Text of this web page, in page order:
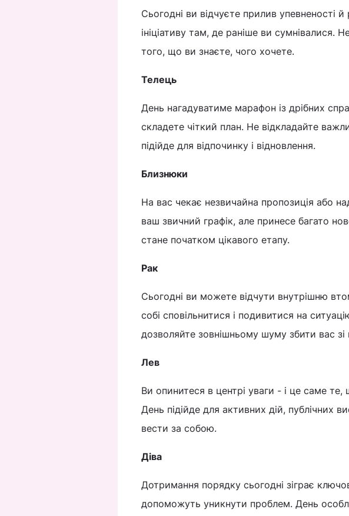
Сьогодні ви відчуєте прилив
ініціативу там, де раніше ви сумнівалися.
того, що ви знаєте, чого хочете.
Телець
День нагадуватиме марафон із дрібних
складете чіткий план. Не відкладайте
підійде для відпочинку і відновлення.
Близнюки
На вас чекає незвичайна пропозиція або
ваш звичний графік, але принесе багато
стане початком цікавого етапу.
Рак
Сьогодні ви можете відчути внутрішню
собі сповільнитися і подивитися на
дозволяйте зовнішньому шуму збити вас зі
Лев
Ви опинитеся в центрі уваги - і це саме те,
День підійде для активних дій, публічних
вести за собою.
Діва
Дотримання порядку сьогодні зіграє
допоможуть уникнути проблем. День